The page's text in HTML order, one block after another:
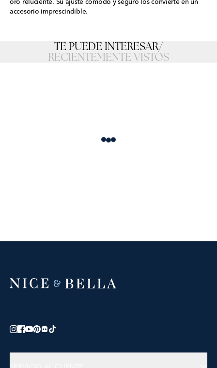
accesorio imprescindible.
TE PUEDE INTERESAR/
RECIENTEMENTE VISTOS
Loading